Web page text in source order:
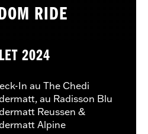
RIDE
2024
In au The Chedi
au Radisson Blu
Reussen &
Alpine